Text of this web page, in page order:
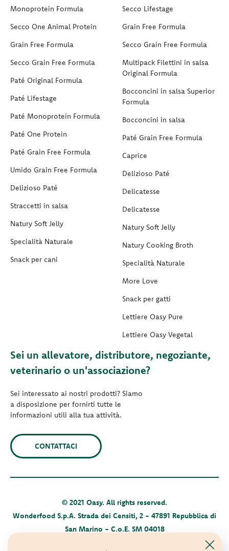
Monoprotein Formula
Secco One Animal Protein
Grain Free Formula
Secco Grain Free Formula
Paté Original Formula
Paté Lifestage
Paté Monoprotein Formula
Paté One Protein
Paté Grain Free Formula
Umido Grain Free Formula
Delizioso Paté
Straccetti in salsa
Natury Soft Jelly
Specialità Naturale
Snack per cani
Secco Lifestage
Grain Free Formula
Secco Grain Free Formula
Multipack Filettini in salsa
Original Formula
Bocconcini in salsa Superior
Formula
Bocconcini in salsa
Paté Grain Free Formula
Caprice
Delizioso Paté
Delicatesse
Delicatesse
Natury Soft Jelly
Natury Cooking Broth
Specialità Naturale
More Love
Snack per gatti
Lettiere Oasy Pure
Lettiere Oasy Vegetal
Sei un allevatore, distributore, negoziante,
veterinario o un'associazione?
Sei interessato ai nostri prodotti? Siamo
a disposizione per fornirti tutte le
informazioni utili alla tua attività.
CONTATTACI
© 2021 Oasy. All rights reserved.
Wonderfood S.p.A. Strada dei Censiti, 2 - 47891 Repubblica di
San Marino - C.o.E. SM 04018